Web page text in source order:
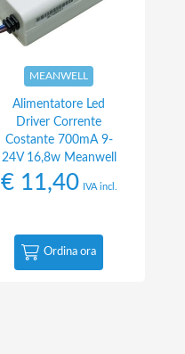
MEANWELL
Alimentatore Led
Driver Corrente
Costante 700mA 9-
24V 16,8w Meanwell
€11,40 IVA incl.
Ordina ora